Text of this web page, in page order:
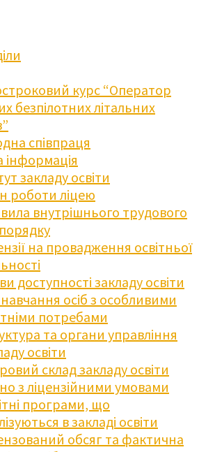
курс “Оператор
безпілотних літальних
співпраця
інформація
закладу освіти
роботи ліцею
внутрішнього трудового
на провадження освітньої
доступності закладу освіти
осіб з особливими
потребами
та органи управління
освіти
склад закладу освіти
з ліцензійними умовами
програми, що
в закладі освіти
обсяг та фактична